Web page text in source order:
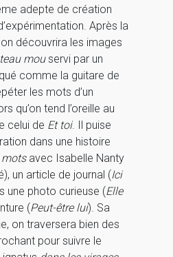
adepte de création
Après la
découvrira les images
mouservi par un
comme la guitare de
les mots d’un
qu’on tend l’oreille au
celui de Et toi. Il puise
dans une histoire
avec Isabelle Nanty
un article de journal (Ici
une photo curieuse (Elle
(Peut-être lui). Sa
on traversera bien des
pour suivre le